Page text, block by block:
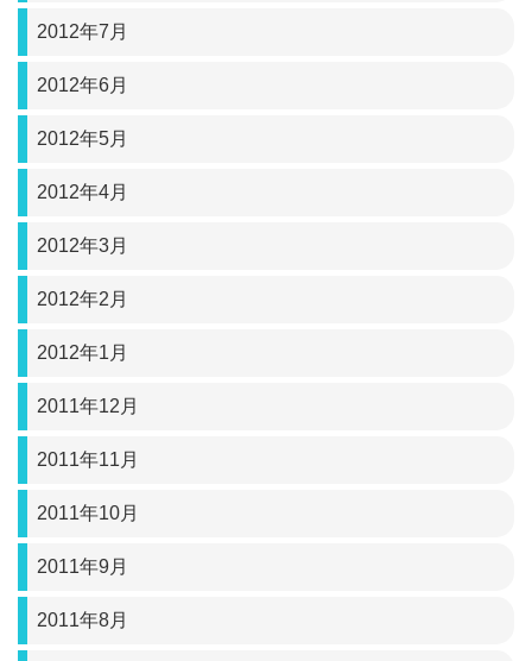
2012年7月
2012年6月
2012年5月
2012年4月
2012年3月
2012年2月
2012年1月
2011年12月
2011年11月
2011年10月
2011年9月
2011年8月